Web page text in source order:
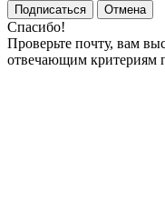
Подписаться
Отмена
Спасибо!
Проверьте почту, вам
отвечающим критериям